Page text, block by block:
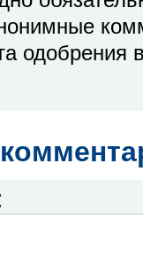
одобрения